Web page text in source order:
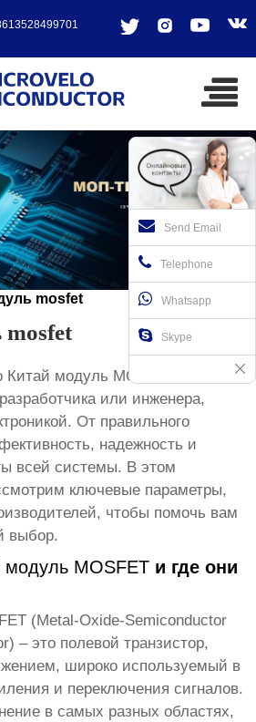
mosfet
mosfet
Китай модуль MOSFET
– важная
или инженера,
От правильного
надежность и
всей системы. В этом
ключевые параметры,
чтобы помочь вам
выбор.
модуль MOSFET и где они
(Metal-Oxide-Semiconductor
– это полевой транзистор,
широко используемый в
и переключения сигналов.
в самых разных областях,
Send Email
Telephone
Whatsapp
Skype